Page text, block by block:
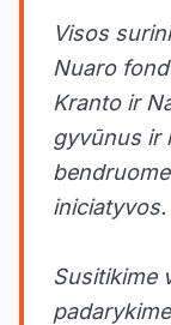
Visos
Nuaro
Kranto ir
gyvūnus ir
iniciatyvos.
Susitikime